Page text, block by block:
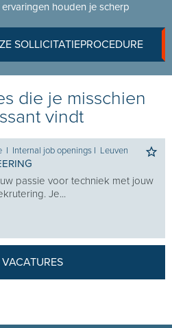
houden je scherp
SOLLICITATIEPROCEDURE
die je misschien
vindt
I Internal job openings I Leuven
passie voor techniek met jouw
Je...